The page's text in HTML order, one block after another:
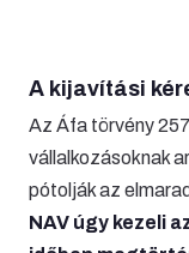
A kijavítási
Az Áfa törvény
vállalkozásoknak
pótolják az
NAV úgy kezeli